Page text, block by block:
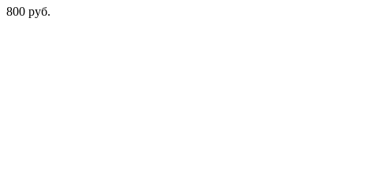
800 руб.